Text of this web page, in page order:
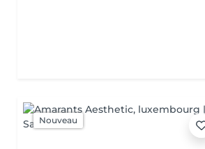
Nouveau